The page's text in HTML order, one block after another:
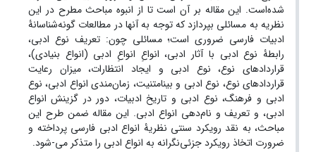
شده‌است. این مقاله بر آن‌ است تا از انبوه مباحث مطرح در این
نظریه به مسائلی بپردازد که توجه به آنها در مطالعات گونه‌شناسانۀ
ادبیات فارسی ضروری است؛ مسائلی چون: تعریف نوع ادبی،
رابطۀ نوع ادبی با آثار ادبی، انواعِ انواعِ ادبی (انواع بنیادی)،
قراردادهای نوع، نوع ادبی و ایجاد انتظارات، میزان رعایت
قراردادهای نوع، نوع ادبی و بینامتنیت، زمان‌مندی انواع ادبی، نوع
ادبی و فرهنگ، نوع ادبی و تاریخ ادبیات، دور در گزینش انواع
ادبی، و تعریف و نام‌دهی انواع ادبی. این مقاله ضمن طرح این
مباحث، به نقد رویکرد سنتی نظریۀ انواع ادبی فارسی پرداخته و
ضرورت اتخاذ رویکرد جزئی‌نگرانه به انواع ادبی را متذکر می-شود.